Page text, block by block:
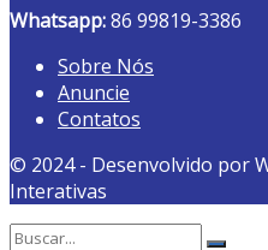
Whatsapp:86 99819-3386
Sobre Nós
Anuncie
Contatos
© 2024 - Desenvolvido por
Interativas